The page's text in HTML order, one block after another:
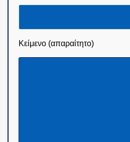
Κείμενο (απαραίτητο)